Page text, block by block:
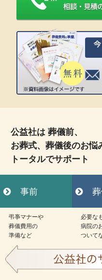
公益社は 葬儀前、
お葬式、葬儀後のお悩
トータルでサポート
事前
弔亊マナーや
葬儀費用の
準備など
必要な
病院の
ついて